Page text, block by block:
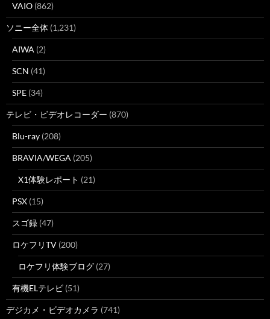
VAIO (862)
ソニー全体 (1,231)
AIWA (2)
SCN (41)
SPE (34)
テレビ・ビデオレコーダー (870)
Blu-ray (208)
BRAVIA/WEGA (205)
X1体験レポート (21)
PSX (15)
スゴ録 (47)
ロケフリTV (200)
ロケフリ体験ブログ (27)
有機ELテレビ (51)
デジカメ・ビデオカメラ (741)